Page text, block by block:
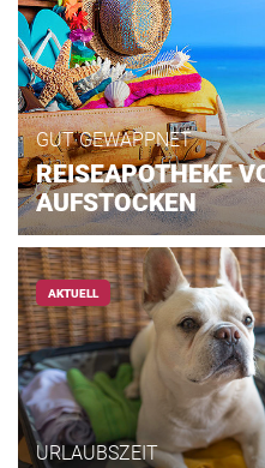
GUT GEWAPPNET
REISEAPOTHEKE
AUFSTOCKEN
AKTUELL
URLAUBSZEIT